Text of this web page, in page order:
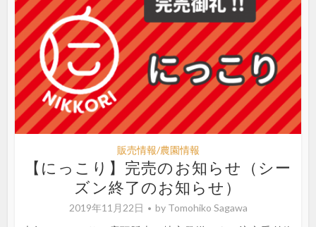
販売情報/農園情報
【にっこり】完売のお知らせ（シー
ズン終了のお知らせ）
2019年11月22日 by Tomohiko Sagawa